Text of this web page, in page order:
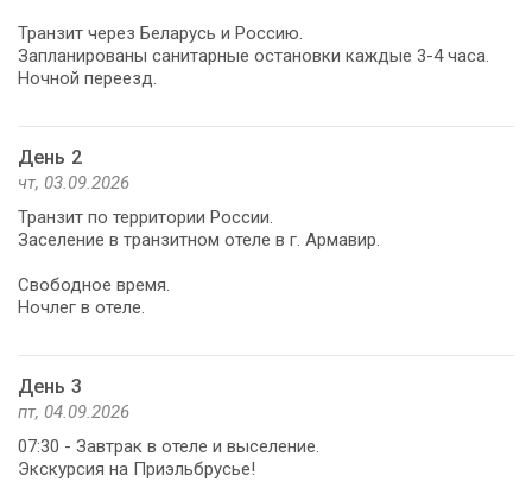
Транзит через Беларусь и Россию.
Запланированы санитарные остановки каждые 3-4 часа.
Ночной переезд.
День 2
чт, 03.09.2026
Транзит по территории России.
Заселение в транзитном отеле в г. Армавир.
Свободное время.
Ночлег в отеле.
День 3
пт, 04.09.2026
07:30 - Завтрак в отеле и выселение.
Экскурсия на Приэльбрусье!